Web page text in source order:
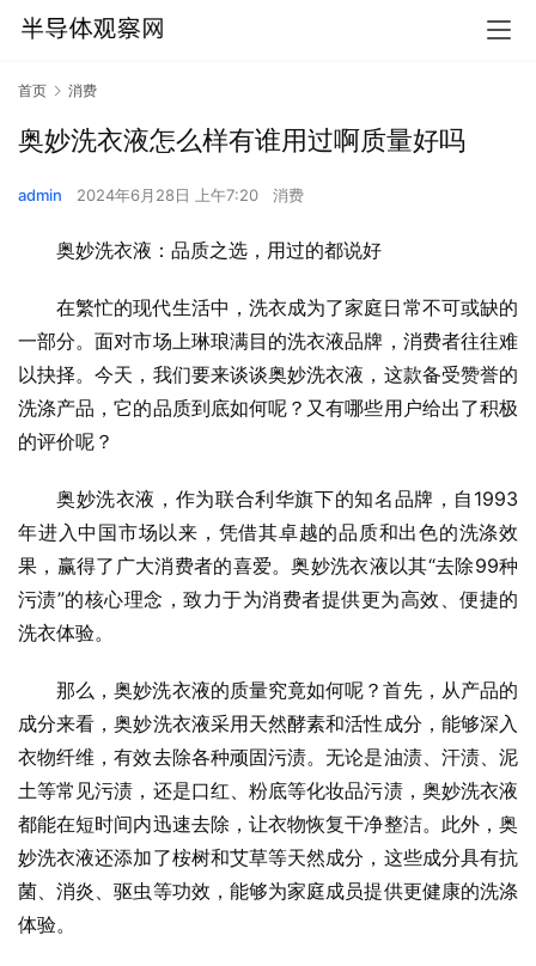
首页 消费
奥妙洗衣液怎么样有谁用过啊质量好吗
admin 2024年6月28日 上午7:20 消费
奥妙洗衣液：品质之选，用过的都说好
在繁忙的现代生活中，洗衣成为了家庭日常不可或缺的
一部分。面对市场上琳琅满目的洗衣液品牌，消费者往往难
以抉择。今天，我们要来谈谈奥妙洗衣液，这款备受赞誉的
洗涤产品，它的品质到底如何呢？又有哪些用户给出了积极
的评价呢？
奥妙洗衣液，作为联合利华旗下的知名品牌，自1993
年进入中国市场以来，凭借其卓越的品质和出色的洗涤效
果，赢得了广大消费者的喜爱。奥妙洗衣液以其“去除99种
污渍”的核心理念，致力于为消费者提供更为高效、便捷的
洗衣体验。
那么，奥妙洗衣液的质量究竟如何呢？首先，从产品的
成分来看，奥妙洗衣液采用天然酵素和活性成分，能够深入
衣物纤维，有效去除各种顽固污渍。无论是油渍、汗渍、泥
土等常见污渍，还是口红、粉底等化妆品污渍，奥妙洗衣液
都能在短时间内迅速去除，让衣物恢复干净整洁。此外，奥
妙洗衣液还添加了桉树和艾草等天然成分，这些成分具有抗
菌、消炎、驱虫等功效，能够为家庭成员提供更健康的洗涤
体验。